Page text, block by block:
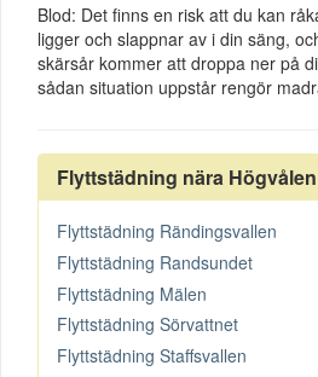
Blod: Det finns en risk att du kan
ligger och slappnar av i din säng,
skärsår kommer att droppa ner på
sådan situation uppstår rengör
Flyttstädning nära Högvålen
Flyttstädning Rändingsvallen
Flyttstädning Randsundet
Flyttstädning Mälen
Flyttstädning Sörvattnet
Flyttstädning Staffsvallen